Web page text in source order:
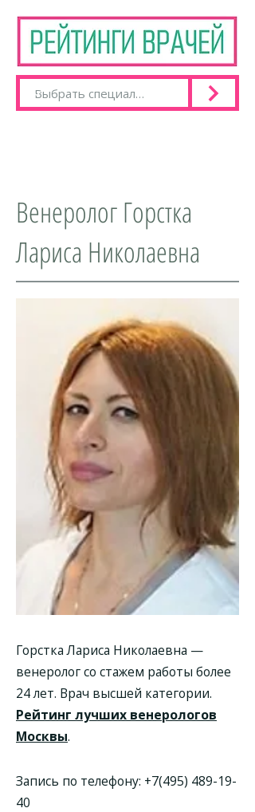
Венеролог Горстка
Лариса Николаевна
Горстка Лариса Николаевна —
венеролог со стажем работы более
24 лет. Врач высшей категории.
Рейтинг лучших венерологов
Москвы.
Запись по телефону: +7(495) 489-19-
40